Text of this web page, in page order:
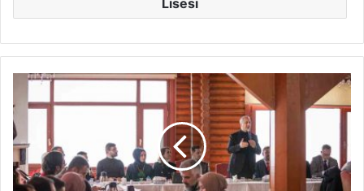
Lisesi
Başkan
Babaoğlu:
Eğitime
desteğimiz,
yatırımlarımız
daha
güçlü